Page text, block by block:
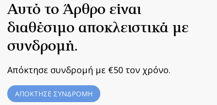
Αυτό το Άρθρο είναι
διαθέσιμο αποκλειστικά με
συνδρομή.
Απόκτησε συνδρομή με €50 τον χρόνο.
ΑΠΟΚΤΗΣΕ ΣΥΝΔΡΟΜΗ
Home|Terms & Conditions |